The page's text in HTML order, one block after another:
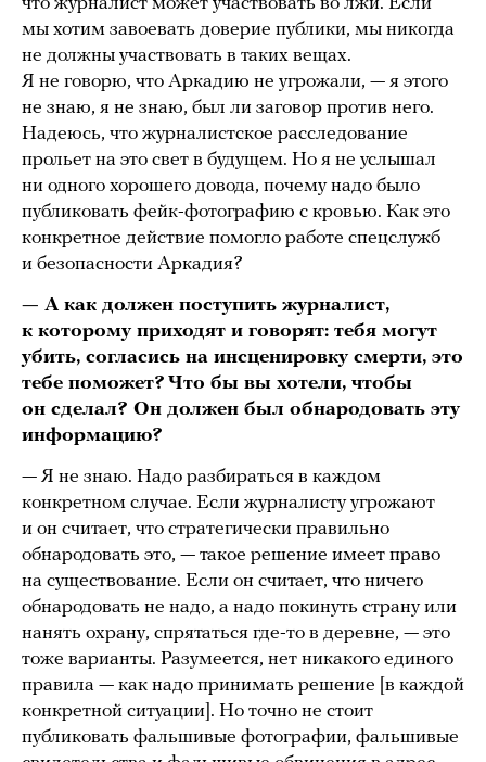
мы хотим завоевать доверие публики, мы никогда
не должны участвовать в таких вещах.
Я не говорю, что Аркадию не угрожали, — я этого
не знаю, я не знаю, был ли заговор против него.
Надеюсь, что журналистское расследование
прольет на это свет в будущем. Но я не услышал
ни одного хорошего довода, почему надо было
публиковать фейк-фотографию с кровью. Как это
конкретное действие помогло работе спецслужб
и безопасности Аркадия?
— А как должен поступить журналист,
к которому приходят и говорят: тебя могут
убить, согласись на инсценировку смерти, это
тебе поможет? Что бы вы хотели, чтобы
он сделал? Он должен был обнародовать эту
информацию?
— Я не знаю. Надо разбираться в каждом
конкретном случае. Если журналисту угрожают
и он считает, что стратегически правильно
обнародовать это, — такое решение имеет право
на существование. Если он считает, что ничего
обнародовать не надо, а надо покинуть страну или
нанять охрану, спрятаться где-то в деревне, — это
тоже варианты. Разумеется, нет никакого единого
правила — как надо принимать решение [в каждой
конкретной ситуации]. Но точно не стоит
публиковать фальшивые фотографии, фальшивые